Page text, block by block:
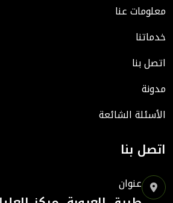
معلومات عنا
خدماتنا
اتصل بنا
مدونة
الأسئلة الشائعة
اتصل بنا
عنوان